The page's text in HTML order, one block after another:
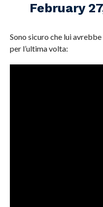
February
Sono sicuro che lui
per l’ultima volta: